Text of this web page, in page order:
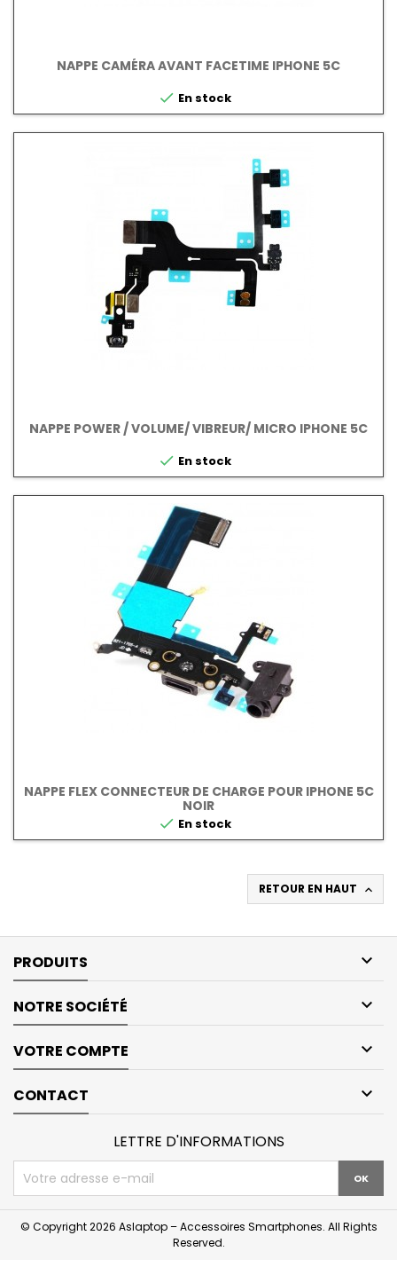
NAPPE CAMÉRA AVANT FACETIME IPHONE 5C
 En stock
NAPPE POWER / VOLUME/ VIBREUR/ MICRO IPHONE 5C
 En stock
NAPPE FLEX CONNECTEUR DE CHARGE POUR IPHONE 5C
NOIR
 En stock
RETOUR EN HAUT 
PRODUITS 
NOTRE SOCIÉTÉ 
VOTRE COMPTE 
CONTACT 
LETTRE D'INFORMATIONS
© Copyright 2026 Aslaptop – Accessoires Smartphones. All Rights
Reserved.